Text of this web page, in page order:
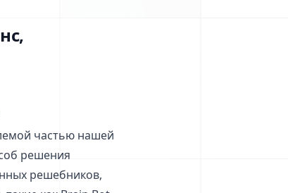
частью нашей
решения
решебников,